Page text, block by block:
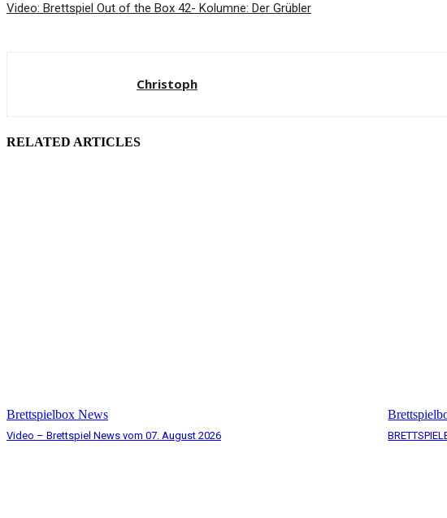
Video: Brettspiel Out of the Box 42- Kolumne: Der Grübler
Christoph
RELATED ARTICLES
Brettspielbox News
Video – Brettspiel News vom 07. August 2026